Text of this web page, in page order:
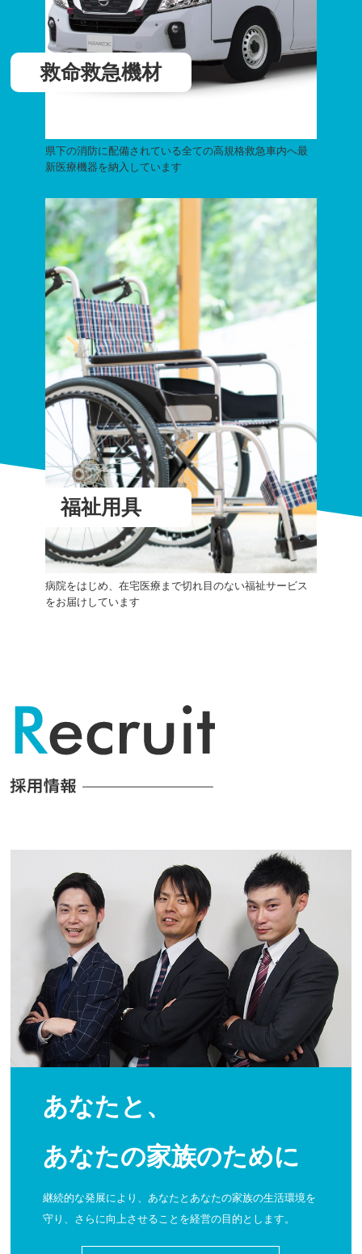
救命救急機材
福祉用具
県下の消防に配備されている全ての高規格救急車内へ最
新医療機器を納入しています
病院をはじめ、在宅医療まで切れ目のない福祉サービス
をお届けしています
あなたと、
あなたの家族のために
継続的な発展により、あなたとあなたの家族の生活環境を
守り、さらに向上させることを経営の目的とします。